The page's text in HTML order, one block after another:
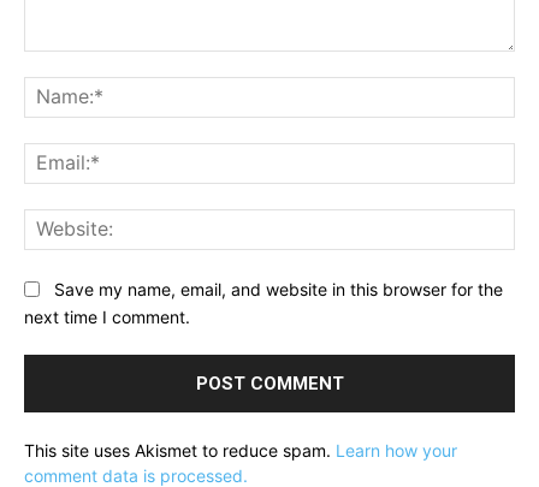
Save my name, email, and website in this browser for the
next time I comment.
This site uses Akismet to reduce spam. Learn how your
comment data is processed.